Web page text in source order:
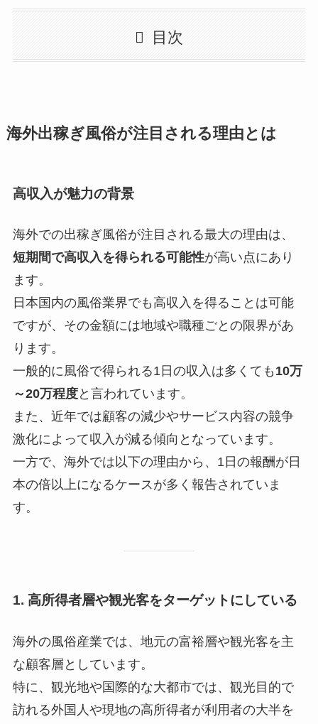
目次
海外出稼ぎ風俗が注目される理由とは
高収入が魅力の背景
海外での出稼ぎ風俗が注目される最大の理由は、
短期間で高収入を得られる可能性が高い点にあり
ます。
日本国内の風俗業界でも高収入を得ることは可能
ですが、その金額には地域や職種ごとの限界があ
ります。
一般的に風俗で得られる1日の収入は多くても 10万
～20万程度と言われています。
また、近年では顧客の減少やサービス内容の競争
激化によって収入が減る傾向となっています。
一方で、海外では以下の理由から、1日の報酬が日
本の倍以上になるケースが多く報告されていま
す。
1. 高所得者層や観光客をターゲットにしている
海外の風俗産業では、地元の富裕層や観光客を主
な顧客層としています。
特に、観光地や国際的な大都市では、観光目的で
訪れる外国人や現地の高所得者が利用者の大半を